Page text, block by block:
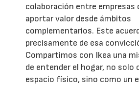
colaboración entre empresas
aportar valor desde ámbitos
complementarios. Este
precisamente de esa
Compartimos con Ikea una
de entender el hogar, no solo
espacio físico, sino como un